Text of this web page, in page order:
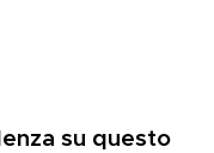
su questo